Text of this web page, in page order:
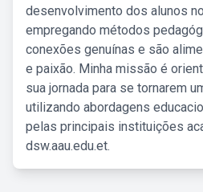
desenvolvimento dos alunos
empregando métodos
conexões genuínas e são
e paixão. Minha missão é
sua jornada para se tornarem
utilizando abordagens
pelas principais instituições
dsw.aau.edu.et.